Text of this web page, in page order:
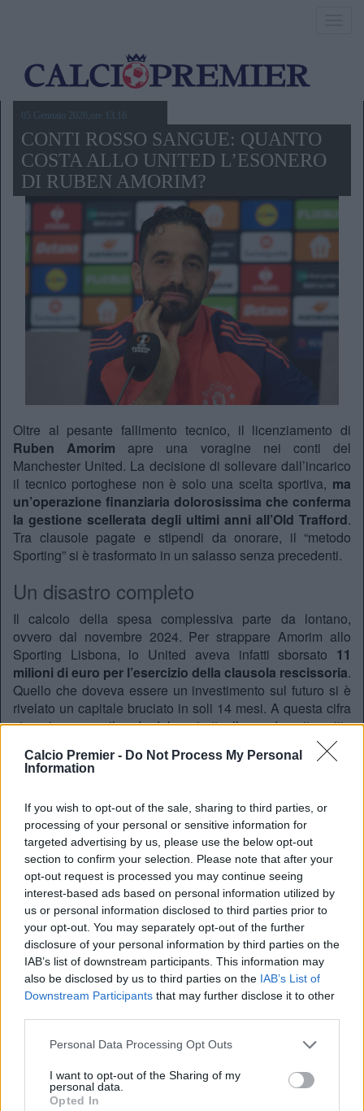
Calcio Premier - Do Not Process My Personal
Information
If you wish to opt-out of the sale, sharing to third parties, or
processing of your personal or sensitive information for
targeted advertising by us, please use the below opt-out
section to confirm your selection. Please note that after your
opt-out request is processed you may continue seeing
interest-based ads based on personal information utilized by
us or personal information disclosed to third parties prior to
your opt-out. You may separately opt-out of the further
disclosure of your personal information by third parties on the
IAB’s list of downstream participants. This information may
also be disclosed by us to third parties on the IAB’s List of
Downstream Participants that may further disclose it to other
Personal Data Processing Opt Outs
I want to opt-out of the Sharing of my
personal data.
Opted In
05 Gennaio 2026,ore 13.16
CONTI ROSSO SANGUE: QUANTO
COSTA ALLO UNITED L’ESONERO
DI RUBEN AMORIM?
Oltre al pesante fallimento tecnico, il licenziamento di
Ruben Amorim apre una voragine nei conti del
Manchester United. La decisione di sollevare dall’incarico
il tecnico portoghese non è solo una scelta sportiva, ma
un’operazione finanziaria dolorosissima che conferma
la gestione scellerata degli ultimi anni all’Old Trafford.
Tra clausole pagate e stipendi da onorare, il “metodo
Sporting” si è trasformato in un salasso senza precedenti.
Un disastro completo
Il calcolo della spesa complessiva parte da lontano,
ovvero dal novembre 2024. Per strappare Amorim allo
Sporting Lisbona, lo United aveva infatti sborsato 11
milioni di euro per l’esercizio della clausola rescissoria.
Quello che doveva essere un investimento sul futuro si è
rivelato un capitale bruciato in soli 14 mesi. A questa cifra
si aggiunge ora il nodo del contratto: l’accordo sottoscritto
8 milioni di euro
netti a stagionefino al 30 giugno 2027 .
obbligato a corrispondere ad Amorim l’intero stipendio
residuo. Al netto delle tasse, l’impegno economico per le
restanti stagioni ammonta a circa24 milioni di euro
sommiamo questa cifra agli 11 milioni già versati al club
portoghese, il totale dell’operazione Amorim tocca la
spaventosa quota di35 milioni di euro, senza contare i
compensi e le relative indennità per i numerosi
componenti del suo staff tecnico, anch’essi destinati
all’addio.
L’eraAmorimva così in archivio come l’ennesima
incompiuta, un vento di cambiamento che si è infranto
dell’ennesima scommessa persa e di un danno economico
mercato, in un’annata già segnata dalla mancata
partecipazione alle coppe europee e dalla necessità di